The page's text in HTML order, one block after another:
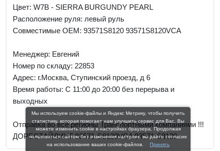
Цвет: W7B - SIERRA BURGUNDY PEARL
Расположение руля: левый руль
Совместимые OEM: 93571S8120 93571S8120VCA
Менеджер: Евгений
Номер по складу: 22853
Адрес: г.Москва, Ступинский проезд, д 6
Время работы: С 11:00 до 20:00 без перерыва и
выходных
Отправка во все регионы Транспортными компаниями !!!
ДОРЕСТАЙЛИНГ 93571-S8120VCA 93571-S8120
Мы используем cookie-файлы и Яндекс Метрику, чтобы получить
статистику, которая помогает нам улучшить сервис для Вас. Вы
можете изменить cookie в настройках браузера. Продолжая
пользоваться сайтом без изменения настроек, вы даёте согласие
на использование ваших cookie-файлов.
Принять